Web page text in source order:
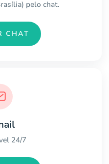
pelo chat.
CHAT
24/7